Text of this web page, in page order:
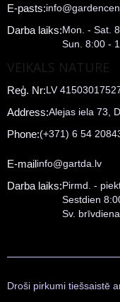
E-pasts:
Darba laiks:Mon. - Sat.
Sun. 8:00 -
VEIKALS NATURE
Reģ. Nr:LV
Address:Alejas iela 73,
Phone:(+371) 6 54
E-mailinfo@gartda.lv
Darba laiks:Pirmd. -
Sestdien
Sv. brīvdiena
Droši pirkumi tiešsaistē